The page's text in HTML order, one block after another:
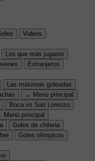
Videos
Los que más jugaron
Extranjeros
Las máximas goleadas
← Menú principal
Boca vs San Lorenzo
Menú principal
Goles de chilena
Goles olímpicos